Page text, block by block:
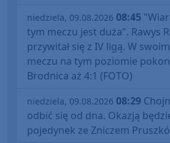
niedziela, 09.08.2026 08:45
tym meczu jest duża". Rawys
przywitał się z IV ligą. W
meczu na tym poziomie
Brodnica aż 4:1 (FOTO)
niedziela, 09.08.2026 08:29
odbić się od dna. Okazją
pojedynek ze Zniczem